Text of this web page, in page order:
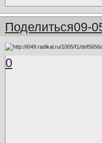
Поделиться09-
0